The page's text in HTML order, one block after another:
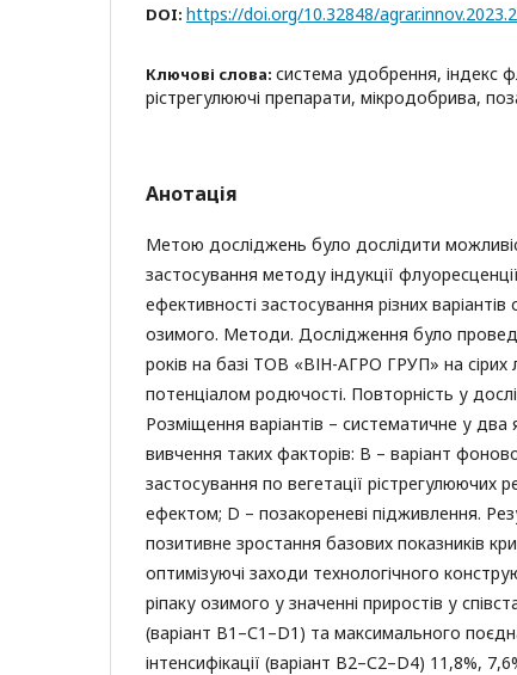
DOI: https://doi.org/10.32848/
Ключові слова: система удобрення, індекс
рістрегулюючі препарати, мікродобрива,
Анотація
Метою досліджень було дослідити
застосування методу індукції
ефективності застосування різних
озимого. Методи. Дослідження було
років на базі ТОВ «ВІН-АГРО ГРУП» на сірих
потенціалом родючості. Повторність у
Розміщення варіантів – систематичне у
вивчення таких факторів: В – варіант
застосування по вегетації рістрегулюючих
ефектом; D – позакореневі підживлення.
позитивне зростання базових показників
оптимізуючі заходи технологічного
ріпаку озимого у значенні приростів у
(варіант В1–С1–D1) та максимального
інтенсифікації (варіант В2–С2–D4) 11,8%,